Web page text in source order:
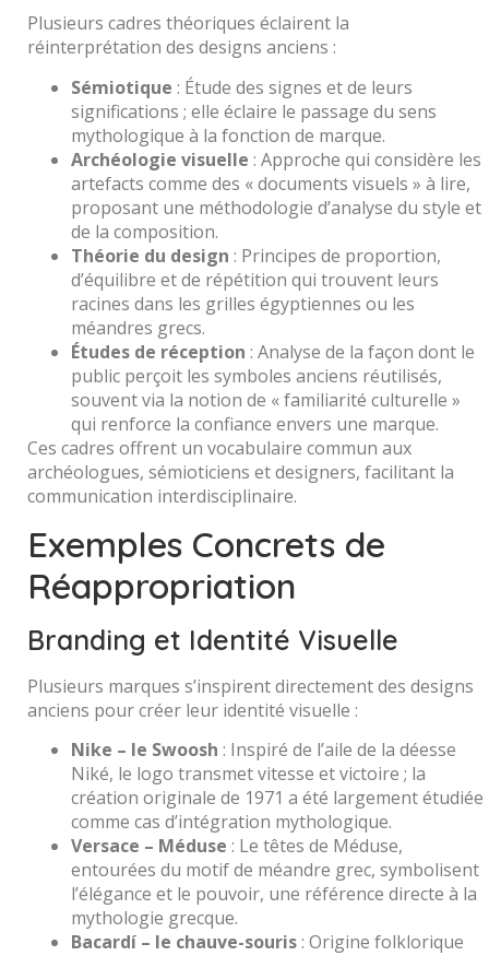
Plusieurs cadres théoriques éclairent la
réinterprétation des designs anciens :
Sémiotique : Étude des signes et de leurs
significations ; elle éclaire le passage du sens
mythologique à la fonction de marque.
Archéologie visuelle : Approche qui considère les
artefacts comme des « documents visuels » à lire,
proposant une méthodologie d’analyse du style et
de la composition.
Théorie du design : Principes de proportion,
d’équilibre et de répétition qui trouvent leurs
racines dans les grilles égyptiennes ou les
méandres grecs.
Études de réception : Analyse de la façon dont le
public perçoit les symboles anciens réutilisés,
souvent via la notion de « familiarité culturelle »
qui renforce la confiance envers une marque.
Ces cadres offrent un vocabulaire commun aux
archéologues, sémioticiens et designers, facilitant la
communication interdisciplinaire.
Exemples Concrets de
Réappropriation
Branding et Identité Visuelle
Plusieurs marques s’inspirent directement des designs
anciens pour créer leur identité visuelle :
Nike – le Swoosh : Inspiré de l’aile de la déesse
Niké, le logo transmet vitesse et victoire ; la
création originale de 1971 a été largement étudiée
comme cas d’intégration mythologique.
Versace – Méduse : Le têtes de Méduse,
entourées du motif de méandre grec, symbolisent
l’élégance et le pouvoir, une référence directe à la
mythologie grecque.
Bacardí – le chauve-souris: Origine folklorique